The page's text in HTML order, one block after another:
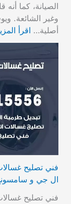
الصيانة، كما
وغير الشائعة.
أصلية… اقرأ
ال جي و
فني تصليح